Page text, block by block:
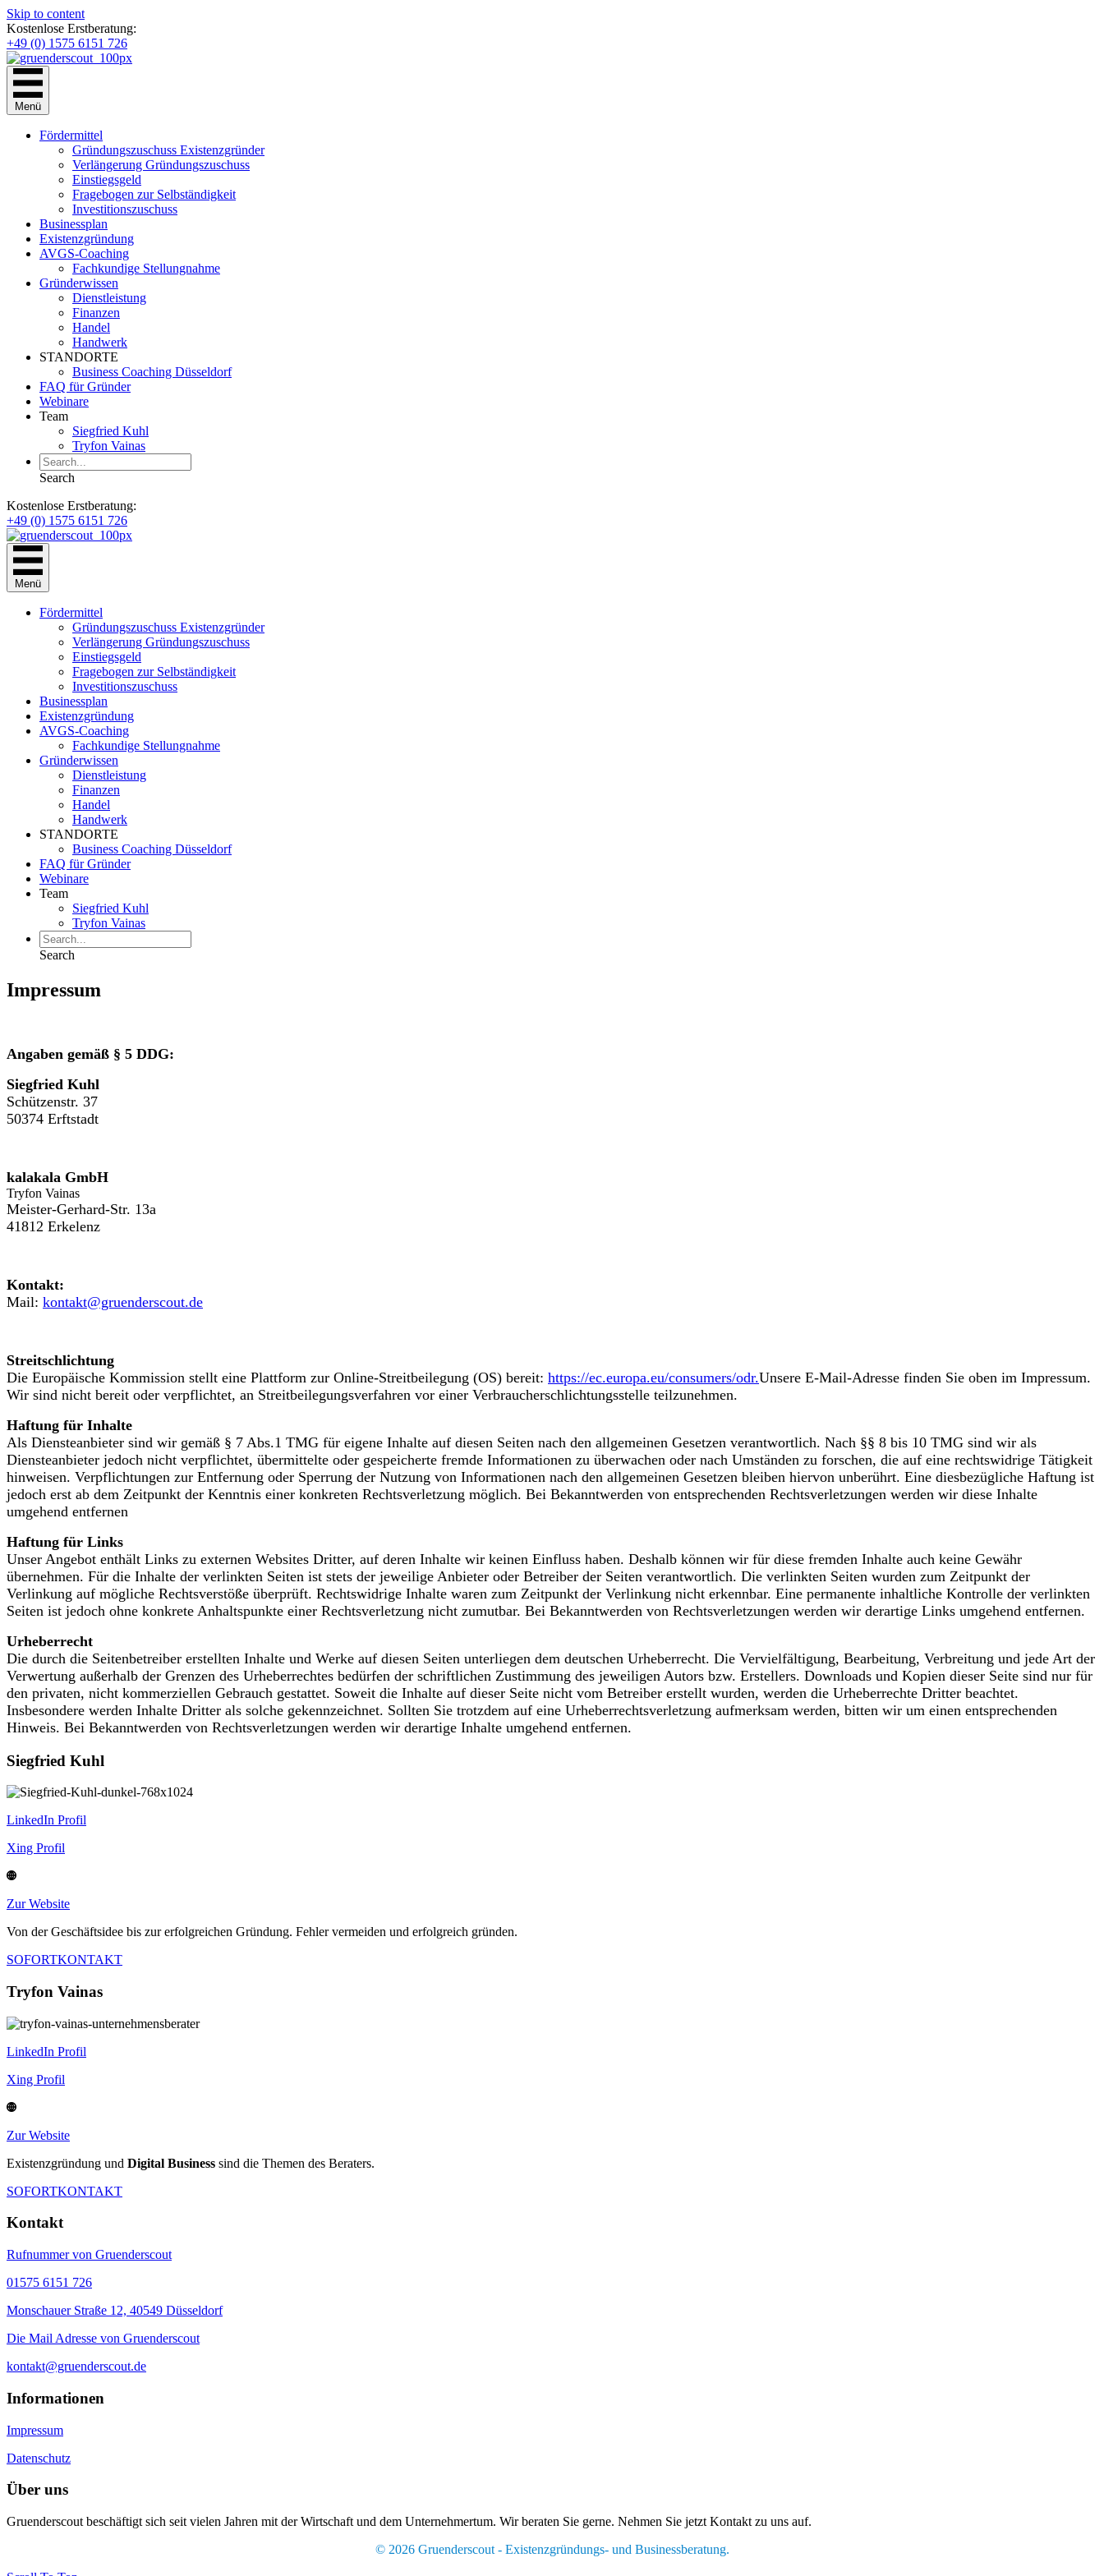
Skip to content
Kostenlose Erstberatung:
+49 (0) 1575 6151 726
Menü
Fördermittel
Gründungszuschuss Existenzgründer
Verlängerung Gründungszuschuss
Einstiegsgeld
Fragebogen zur Selbständigkeit
Investitionszuschuss
Businessplan
Existenzgründung
AVGS-Coaching
Fachkundige Stellungnahme
Gründerwissen
Dienstleistung
Finanzen
Handel
Handwerk
STANDORTE
Business Coaching Düsseldorf
FAQ für Gründer
Webinare
Team
Siegfried Kuhl
Tryfon Vainas
Search
Kostenlose Erstberatung:
+49 (0) 1575 6151 726
Menü
Fördermittel
Gründungszuschuss Existenzgründer
Verlängerung Gründungszuschuss
Einstiegsgeld
Fragebogen zur Selbständigkeit
Investitionszuschuss
Businessplan
Existenzgründung
AVGS-Coaching
Fachkundige Stellungnahme
Gründerwissen
Dienstleistung
Finanzen
Handel
Handwerk
STANDORTE
Business Coaching Düsseldorf
FAQ für Gründer
Webinare
Team
Siegfried Kuhl
Tryfon Vainas
Search
Impressum
Angaben gemäß § 5 DDG:
Siegfried Kuhl
Schützenstr. 37
50374 Erftstadt
kalakala GmbH
Tryfon Vainas
Meister-Gerhard-Str. 13a
41812 Erkelenz
Kontakt:
Mail: kontakt@gruenderscout.de
Streitschlichtung
Die Europäische Kommission stellt eine Plattform zur Online-Streitbeilegung (OS) bereit: https://ec.europa.eu/consumers/odr.Unsere E-Mail-Adresse finden Sie oben im Impressum.
Wir sind nicht bereit oder verpflichtet, an Streitbeilegungsverfahren vor einer Verbraucherschlichtungsstelle teilzunehmen.
Haftung für Inhalte
Als Diensteanbieter sind wir gemäß § 7 Abs.1 TMG für eigene Inhalte auf diesen Seiten nach den allgemeinen Gesetzen verantwortlich. Nach §§ 8 bis 10 TMG sind wir als
Diensteanbieter jedoch nicht verpflichtet, übermittelte oder gespeicherte fremde Informationen zu überwachen oder nach Umständen zu forschen, die auf eine rechtswidrige Tätigkeit
hinweisen. Verpflichtungen zur Entfernung oder Sperrung der Nutzung von Informationen nach den allgemeinen Gesetzen bleiben hiervon unberührt. Eine diesbezügliche Haftung ist
jedoch erst ab dem Zeitpunkt der Kenntnis einer konkreten Rechtsverletzung möglich. Bei Bekanntwerden von entsprechenden Rechtsverletzungen werden wir diese Inhalte
umgehend entfernen
Haftung für Links
Unser Angebot enthält Links zu externen Websites Dritter, auf deren Inhalte wir keinen Einfluss haben. Deshalb können wir für diese fremden Inhalte auch keine Gewähr
übernehmen. Für die Inhalte der verlinkten Seiten ist stets der jeweilige Anbieter oder Betreiber der Seiten verantwortlich. Die verlinkten Seiten wurden zum Zeitpunkt der
Verlinkung auf mögliche Rechtsverstöße überprüft. Rechtswidrige Inhalte waren zum Zeitpunkt der Verlinkung nicht erkennbar. Eine permanente inhaltliche Kontrolle der verlinkten
Seiten ist jedoch ohne konkrete Anhaltspunkte einer Rechtsverletzung nicht zumutbar. Bei Bekanntwerden von Rechtsverletzungen werden wir derartige Links umgehend entfernen.
Urheberrecht
Die durch die Seitenbetreiber erstellten Inhalte und Werke auf diesen Seiten unterliegen dem deutschen Urheberrecht. Die Vervielfältigung, Bearbeitung, Verbreitung und jede Art der
Verwertung außerhalb der Grenzen des Urheberrechtes bedürfen der schriftlichen Zustimmung des jeweiligen Autors bzw. Erstellers. Downloads und Kopien dieser Seite sind nur für
den privaten, nicht kommerziellen Gebrauch gestattet. Soweit die Inhalte auf dieser Seite nicht vom Betreiber erstellt wurden, werden die Urheberrechte Dritter beachtet.
Insbesondere werden Inhalte Dritter als solche gekennzeichnet. Sollten Sie trotzdem auf eine Urheberrechtsverletzung aufmerksam werden, bitten wir um einen entsprechenden
Hinweis. Bei Bekanntwerden von Rechtsverletzungen werden wir derartige Inhalte umgehend entfernen.
Siegfried Kuhl
LinkedIn Profil
Xing Profil
Zur Website
Von der Geschäftsidee bis zur erfolgreichen Gründung. Fehler vermeiden und erfolgreich gründen.
SOFORTKONTAKT
Tryfon Vainas
LinkedIn Profil
Xing Profil
Zur Website
Existenzgründung und Digital Business sind die Themen des Beraters.
SOFORTKONTAKT
Kontakt
Rufnummer von Gruenderscout
01575 6151 726
Monschauer Straße 12, 40549 Düsseldorf
Die Mail Adresse von Gruenderscout
kontakt@gruenderscout.de
Informationen
Impressum
Datenschutz
Über uns
Gruenderscout beschäftigt sich seit vielen Jahren mit der Wirtschaft und dem Unternehmertum. Wir beraten Sie gerne. Nehmen Sie jetzt Kontakt zu uns auf.
© 2026 Gruenderscout - Existenzgründungs- und Businessberatung.